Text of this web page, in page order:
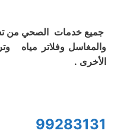
جميع خدمات الصحي من
والمغاسل وفلاتر مياه
الأخرى .
99283131